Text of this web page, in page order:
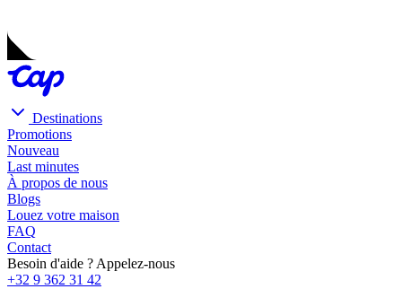
Destinations
Promotions
Nouveau
Last minutes
À propos de nous
Blogs
Louez votre maison
FAQ
Contact
Besoin d'aide ? Appelez-nous
+32 9 362 31 42